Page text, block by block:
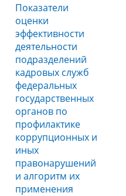
Показатели
оценки
эффективности
деятельности
подразделений
кадровых служб
федеральных
государственных
органов по
профилактике
коррупционных и
иных
правонарушений
и алгоритм их
применения